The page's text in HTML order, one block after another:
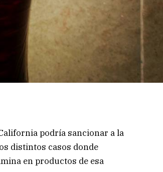
podría sancionar a la
distintos casos donde
en productos de esa